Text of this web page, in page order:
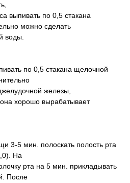
выпивать по 0,5 стакана
можно сделать
воды.
по 0,5 стакана щелочной
железы,
хорошо вырабатывает
3-5 мин. полоскать полость рта
На
рта на 5 мин. прикладывать
После